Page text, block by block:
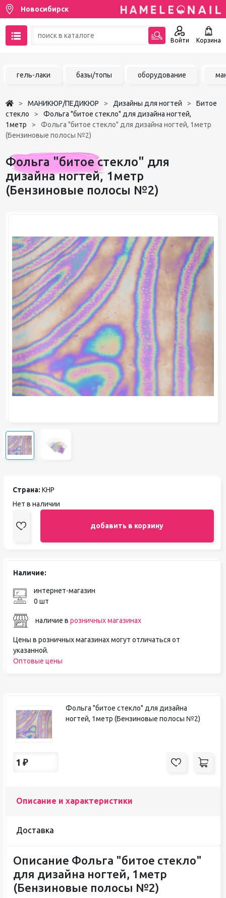
Новосибирск
Войти Корзина
Чат в MAX
Акции
Избранное
гель-лаки базы/топы оборудование
МАНИКЮР/ПЕДИКЮР Дизайны для ногтей
Битое
стекло
Фольга "битое стекло" для дизайна ногтей,
1метр
Фольга "битое стекло" для дизайна ногтей, 1метр
(Бензиновые полосы №2)
Фольга "битое стекло" для
дизайна ногтей, 1метр
(Бензиновые полосы №2)
Страна: КНР
Нет в наличии
добавить в корзину
Наличие:
интернет-магазин
0 шт
наличие в розничных магазинах
Цены в розничных магазинах могут отличаться от
указанной.
Оптовые цены
Фольга "битое стекло" для дизайна
ногтей, 1метр (Бензиновые полосы №2)
1 ₽
Описание и характеристики
Доставка
Описание Фольга "битое стекло"
для дизайна ногтей, 1метр
(Бензиновые полосы №2)